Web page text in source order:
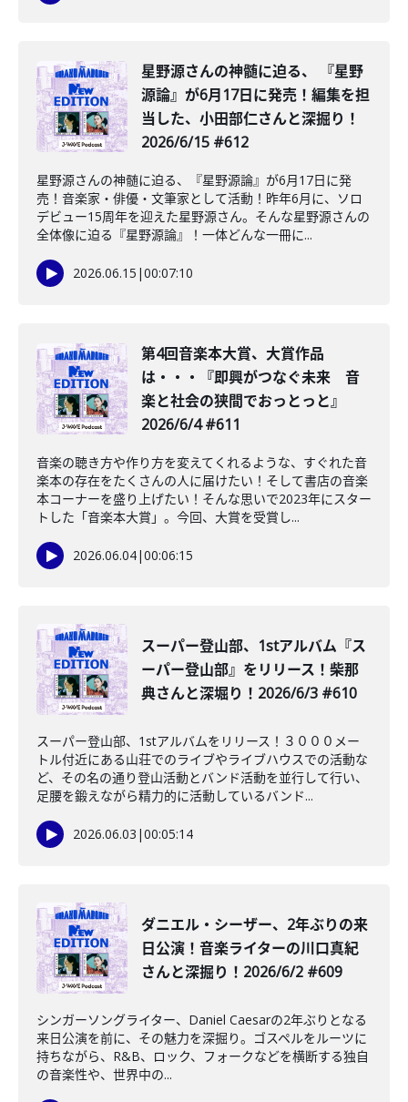
星野源さんの神髄に迫る、 『星野
源論』が6月17日に発売！編集を担
当した、小田部仁さんと深掘り！
2026/6/15 #612
星野源さんの神髄に迫る、『星野源論』が6月17日に発
売！音楽家・俳優・文筆家として活動！昨年6月に、ソロ
デビュー15周年を迎えた星野源さん。そんな星野源さんの
全体像に迫る『星野源論』！一体どんな一冊に...
2026.06.15 |00:07:10
第4回音楽本大賞、大賞作品
は・・・『即興がつなぐ未来 音
楽と社会の狭間でおっとっと』
2026/6/4 #611
音楽の聴き方や作り方を変えてくれるような、すぐれた音
楽本の存在をたくさんの人に届けたい！そして書店の音楽
本コーナーを盛り上げたい！そんな思いで2023年にスター
トした「音楽本大賞」。今回、大賞を受賞し...
2026.06.04|00:06:15
スーパー登山部、1stアルバム『ス
ーパー登山部』をリリース！柴那
典さんと深堀り！2026/6/3 #610
スーパー登山部、1stアルバムをリリース！３０００メー
トル付近にある山荘でのライブやライブハウスでの活動な
ど、その名の通り登山活動とバンド活動を並行して行い、
足腰を鍛えながら精力的に活動しているバンド...
2026.06.03 |00:05:14
ダニエル・シーザー、2年ぶりの来
日公演！音楽ライターの川口真紀
さんと深掘り！2026/6/2 #609
シンガーソングライター、Daniel Caesarの2年ぶりとなる
来日公演を前に、その魅力を深掘り。ゴスペルをルーツに
持ちながら、R&B、ロック、フォークなどを横断する独自
の音楽性や、世界中の...